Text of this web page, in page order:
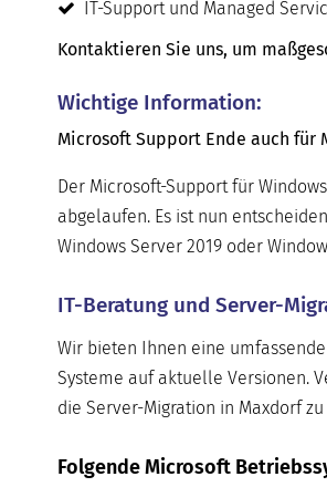
IT-Support und Managed
Kontaktieren Sie uns, um
Wichtige Information:
Microsoft Support Ende auch für
Der Microsoft-Support für
abgelaufen. Es ist nun
Windows Server 2019 oder
IT-Beratung und Server-
Wir bieten Ihnen eine
Systeme auf aktuelle Versionen.
die Server-Migration in Maxdorf
Folgende Microsoft